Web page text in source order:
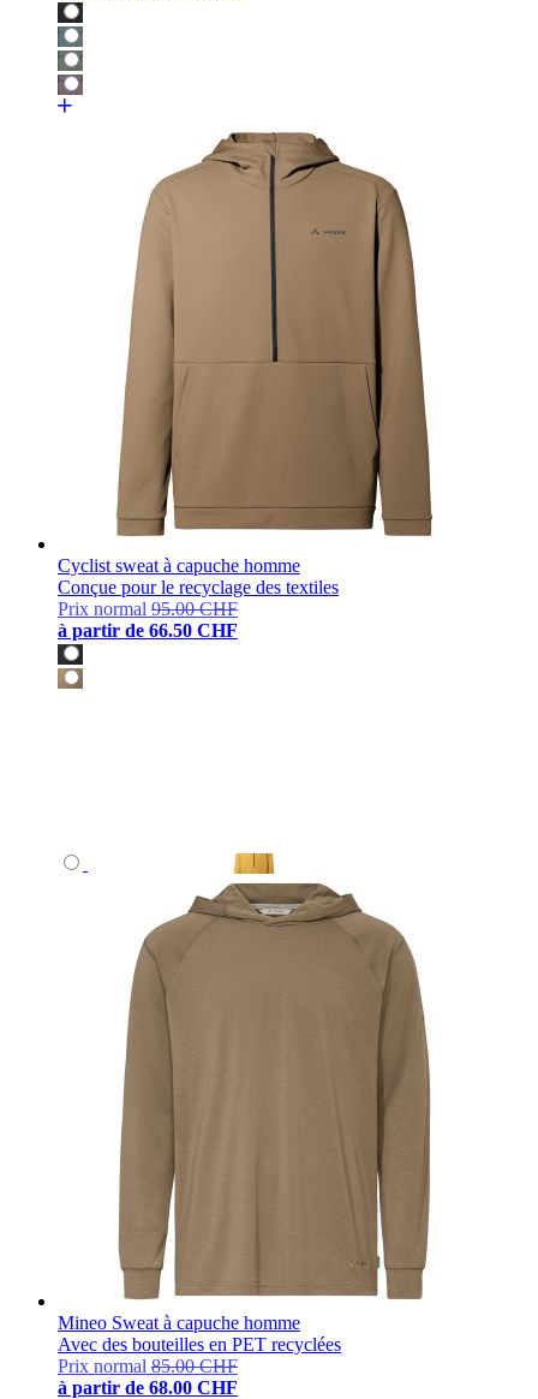
Cyclist sweat à capuche homme
Conçue pour le recyclage des textiles
Prix normal 95.00 CHF
à partir de 66.50 CHF
Mineo Sweat à capuche homme
Avec des bouteilles en PET recyclées
Prix normal 85.00 CHF
à partir de 68.00 CHF